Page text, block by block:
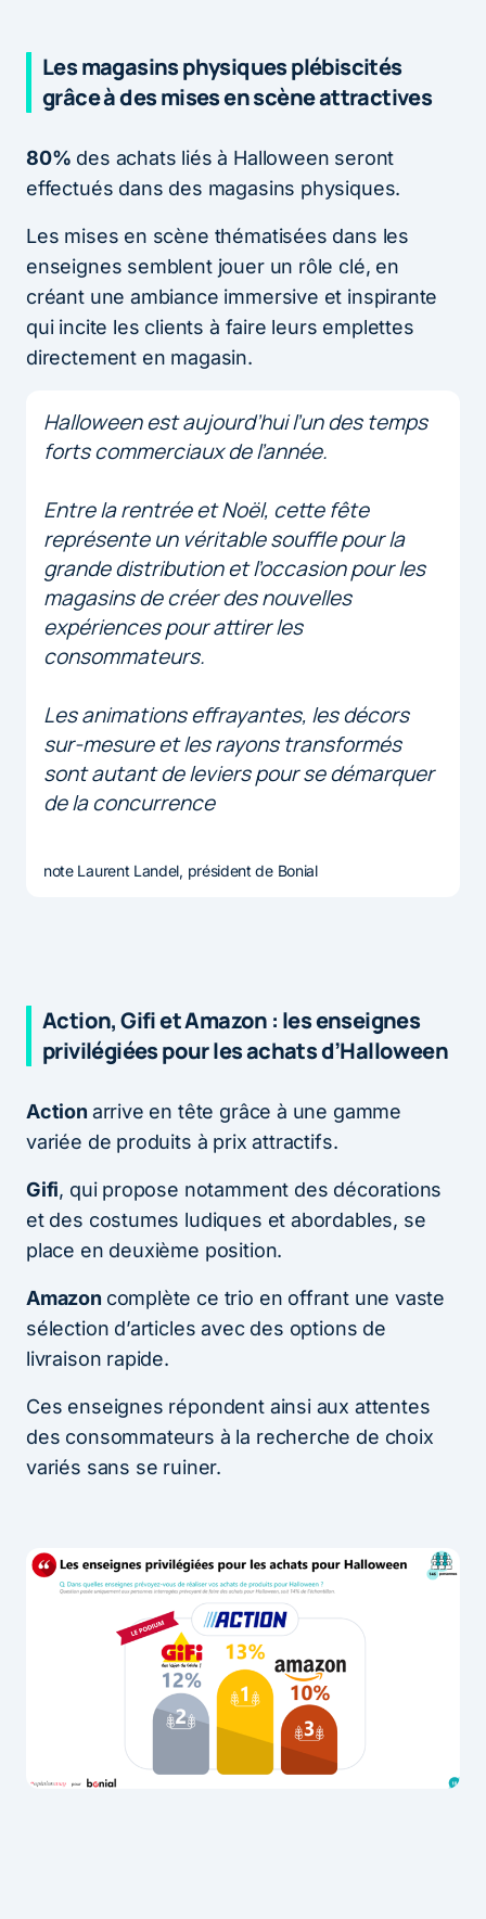
Les magasins physiques plébiscités
grâce à des mises en scène attractives
80% des achats liés à Halloween seront
effectués dans des magasins physiques.
Les mises en scène thématisées dans les
enseignes semblent jouer un rôle clé, en
créant une ambiance immersive et inspirante
qui incite les clients à faire leurs emplettes
directement en magasin.
Halloween est aujourd’hui l’un des temps
forts commerciaux de l’année.
Entre la rentrée et Noël, cette fête
représente un véritable souffle pour la
grande distribution et l’occasion pour les
magasins de créer des nouvelles
expériences pour attirer les
consommateurs.
Les animations effrayantes, les décors
sur-mesure et les rayons transformés
sont autant de leviers pour se démarquer
de la concurrence
note Laurent Landel, président de Bonial
Action, Gifi et Amazon : les enseignes
privilégiées pour les achats d’Halloween
Action arrive en tête grâce à une gamme
variée de produits à prix attractifs.
Gifi, qui propose notamment des décorations
et des costumes ludiques et abordables, se
place en deuxième position.
Amazon complète ce trio en offrant une vaste
sélection d’articles avec des options de
livraison rapide.
Ces enseignes répondent ainsi aux attentes
des consommateurs à la recherche de choix
variés sans se ruiner.